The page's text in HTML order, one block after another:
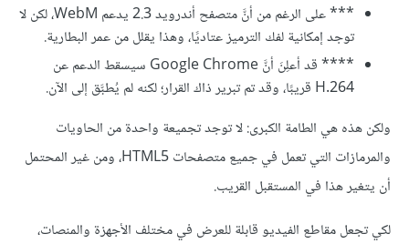
*** على الرغم من أنَّ متصفح أندرويد 2.3 يدعم WebM، لكن لا
توجد إمكانية لفك الترميز عتاديًا، وهذا يقلل من عمر البطارية.
**** قد أعلِنَ أنَّ Google Chrome سيسقط الدعم عن
H.264 قريبًا، وقد تم تبرير ذاك القرار؛ لكنه لم يُطبَّق إلى الآن.
ولكن هذه هي الطامة الكبرى: لا توجد تجميعة واحدة من الحاويات
والمرمازات التي تعمل في جميع متصفحات HTML5، ومن غير المحتمل
أن يتغير هذا في المستقبل القريب.
لكي تجعل مقاطع الفيديو قابلة للعرض في مختلف الأجهزة والمنصات،